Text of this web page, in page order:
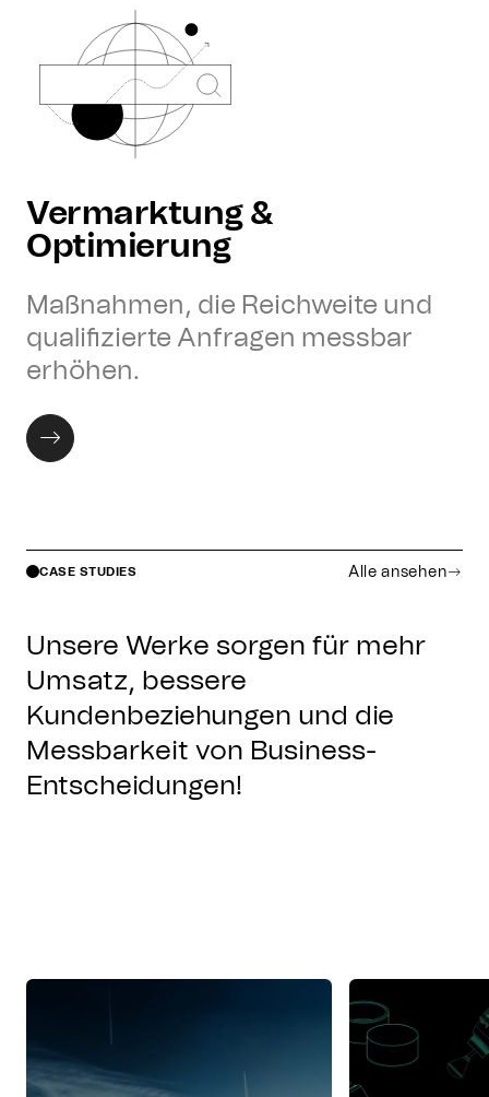
Vermarktung &
Optimierung
Maßnahmen, die Reichweite und
qualifizierte Anfragen messbar
erhöhen.
CASE STUDIES Alle ansehen
Unsere Werke sorgen für mehr
Umsatz, bessere
Kundenbeziehungen und die
Messbarkeit von Business-
Entscheidungen!